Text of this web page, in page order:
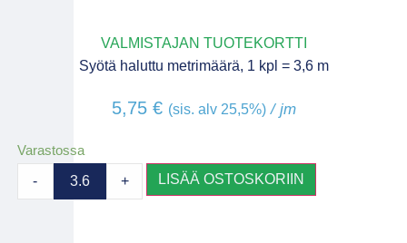
VALMISTAJAN TUOTEKORTTI
Syötä haluttu metrimäärä, 1 kpl = 3,6 m
5,75 € (sis. alv 25,5%)/ jm
Varastossa
- + LISÄÄ OSTOSKORIIN